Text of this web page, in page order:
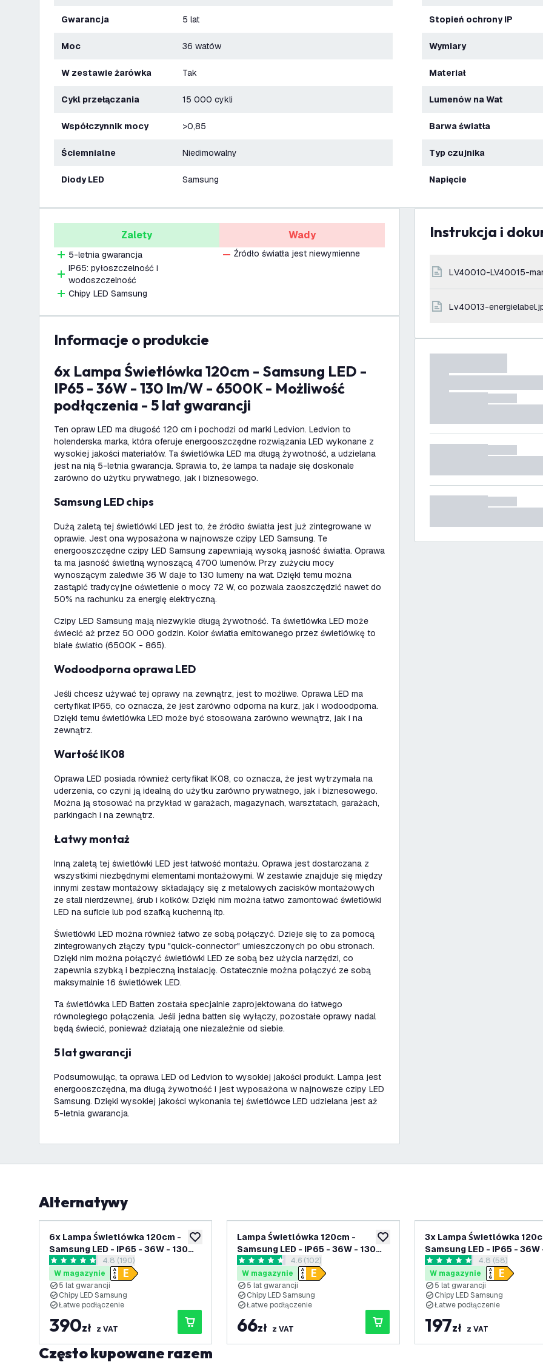
Gwarancja 5 lat
Moc 36 watów
W zestawie żarówka Tak
Cykl przełączania 15 000 cykli
Współczynnik mocy >0,85
Ściemnialne Niedimowalny
Diody LED Samsung
Stopień ochrony IP
Wymiary
Materiał
Lumenów na Wat
Barwa światła
Typ czujnika
Napięcie
Zalety
5-letnia gwarancja
IP65: pyłoszczelność i
wodoszczelność
Chipy LED Samsung
Wady
Źródło światła jest niewymienne
informacje o produkcie
6x Lampa Świetlówka 120cm - Samsung LED -
IP65 - 36W - 130 lm/W - 6500K - Możliwość
podłączenia - 5 lat gwarancji
Ten opraw LED ma długość 120 cm i pochodzi od marki Ledvion. Ledvion to
holenderska marka, która oferuje energooszczędne rozwiązania LED wykonane z
wysokiej jakości materiałów. Ta świetlówka LED ma długą żywotność, a udzielana
jest na nią 5-letnia gwarancja. Sprawia to, że lampa ta nadaje się doskonale
zarówno do użytku prywatnego, jak i biznesowego.
Samsung LED chips
Dużą zaletą tej świetlówki LED jest to, że źródło światła jest już zintegrowane w
oprawie. Jest ona wyposażona w najnowsze czipy LED Samsung. Te
energooszczędne czipy LED Samsung zapewniają wysoką jasność światła. Oprawa
ta ma jasność świetlną wynoszącą 4700 lumenów. Przy zużyciu mocy
wynoszącym zaledwie 36 W daje to 130 lumeny na wat. Dzięki temu można
zastąpić tradycyjne oświetlenie o mocy 72 W, co pozwala zaoszczędzić nawet do
50% na rachunku za energię elektryczną.
Czipy LED Samsung mają niezwykle długą żywotność. Ta świetlówka LED może
świecić aż przez 50 000 godzin. Kolor światła emitowanego przez świetlówkę to
białe światło (6500K - 865).
Wodoodporna oprawa LED
Jeśli chcesz używać tej oprawy na zewnątrz, jest to możliwe. Oprawa LED ma
certyfikat IP65, co oznacza, że jest zarówno odporna na kurz, jak i wodoodporna.
Dzięki temu świetlówka LED może być stosowana zarówno wewnątrz, jak i na
zewnątrz.
Wartość IK08
Oprawa LED posiada również certyfikat IK08, co oznacza, że jest wytrzymała na
uderzenia, co czyni ją idealną do użytku zarówno prywatnego, jak i biznesowego.
Można ją stosować na przykład w garażach, magazynach, warsztatach, garażach,
parkingach i na zewnątrz.
Łatwy montaż
Inną zaletą tej świetlówki LED jest łatwość montażu. Oprawa jest dostarczana z
wszystkimi niezbędnymi elementami montażowymi. W zestawie znajduje się między
innymi zestaw montażowy składający się z metalowych zacisków montażowych
ze stali nierdzewnej, śrub i kołków. Dzięki nim można łatwo zamontować świetlówki
LED na suficie lub pod szafką kuchenną itp.
Świetlówki LED można również łatwo ze sobą połączyć. Dzieje się to za pomocą
zintegrowanych złączy typu "quick-connector" umieszczonych po obu stronach.
Dzięki nim można połączyć świetlówki LED ze sobą bez użycia narzędzi, co
zapewnia szybką i bezpieczną instalację. Ostatecznie można połączyć ze sobą
maksymalnie 16 świetlówek LED.
Ta świetlówka LED Batten została specjalnie zaprojektowana do łatwego
równoległego połączenia. Jeśli jedna batten się wyłączy, pozostałe oprawy nadal
będą świecić, ponieważ działają one niezależnie od siebie.
5 lat gwarancji
Podsumowując, ta oprawa LED od Ledvion to wysokiej jakości produkt. Lampa jest
energooszczędna, ma długą żywotność i jest wyposażona w najnowsze czipy LED
Samsung. Dzięki wysokiej jakości wykonania tej świetlówce LED udzielana jest aż
5-letnia gwarancja.
Instrukcja i
LV40010-LV40015-
lv40013-
Alternatywy
dodaj do listy życzeń
6x Lampa Świetlówka 120cm -
Samsung LED - IP65 - 36W - 130
lm/W - 4000K - Możliwość
podłączenia - 5 lat gwarancji
otwórz panel recenzji
4.8 Gwiazdki oceny
4.8 (190)
W magazynie
5 lat gwarancji
Chipy LED Samsung
Łatwe podłączenie
390zł z VAT
dodaj do listy życzeń
Lampa Świetlówka 120cm -
Samsung LED - IP65 - 36W - 130
lm/W - 6500K - Możliwość
podłączenia - 5 lat gwarancji
otwórz panel recenzji
4.6 Gwiazdki oceny
4.6 (102)
W magazynie
5 lat gwarancji
Chipy LED Samsung
Łatwe podłączenie
66zł z VAT
3x Lampa Świetlówka 120cm -
Samsung LED - IP65 - 36W
lm/W - 6500K - Możliwość
podłączenia - 5 lat
otwórz panel
4.8 Gwiazdki oceny
4.8 (58)
W magazynie
5 lat gwarancji
Chipy LED Samsung
Łatwe podłączenie
197zł z VAT
Często kupowane razem